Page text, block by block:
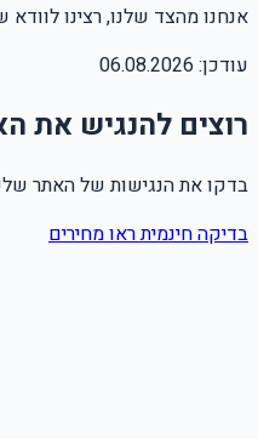
אנחנו מהצד שלנו, רצינו
עודכן: 06.08.2026
רוצים להנגיש את
בדקו את הנגישות של האתר
בדיקה חינמיתראו מחירים